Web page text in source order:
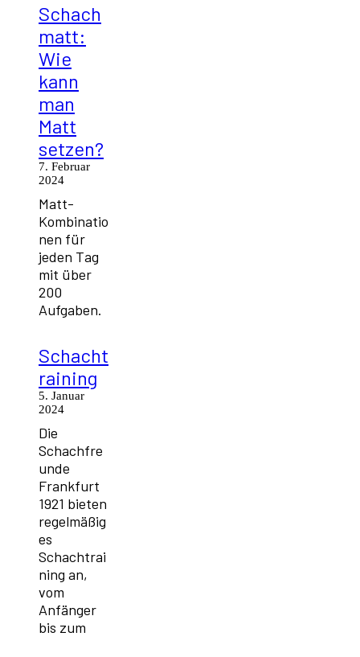
Schach
matt:
Wie
kann
man
Matt
setzen?
7. Februar
2024
Matt-
Kombinatio
nen für
jeden Tag
mit über
200
Aufgaben.
Schacht
raining
5. Januar
2024
Die
Schachfre
unde
Frankfurt
1921 bieten
regelmäßig
es
Schachtrai
ning an,
vom
Anfänger
bis zum